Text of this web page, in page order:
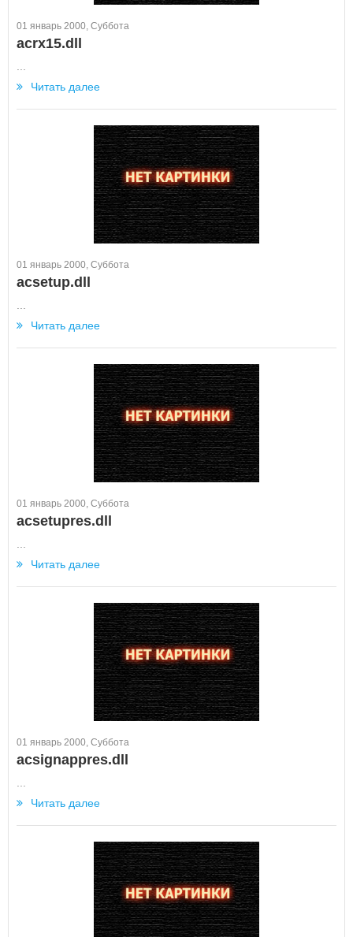
01 январь 2000, Суббота
acrx15.dll
Читать далее
01 январь 2000, Суббота
acsetup.dll
Читать далее
01 январь 2000, Суббота
acsetupres.dll
Читать далее
01 январь 2000, Суббота
acsignappres.dll
Читать далее